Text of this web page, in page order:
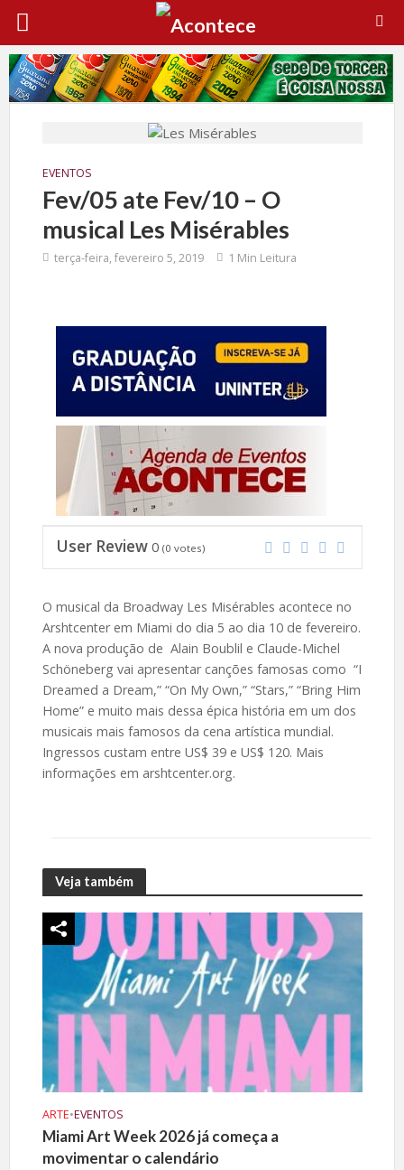
EVENTOS
Fev/05 ate Fev/10 – O
musical Les Misérables
terça-feira, fevereiro 5, 2019 1 Min Leitura
User Review 0 (0 votes)
O musical da Broadway Les Misérables acontece no
Arshtcenter em Miami do dia 5 ao dia 10 de fevereiro.
A nova produção de Alain Boublil e Claude-Michel
Schöneberg vai apresentar canções famosas como “I
Dreamed a Dream,” “On My Own,” “Stars,” “Bring Him
Home” e muito mais dessa épica história em um dos
musicais mais famosos da cena artística mundial.
Ingressos custam entre US$ 39 e US$ 120. Mais
informações em arshtcenter.org.
Veja também
ARTE•EVENTOS
Miami Art Week 2026 já começa a
movimentar o calendário